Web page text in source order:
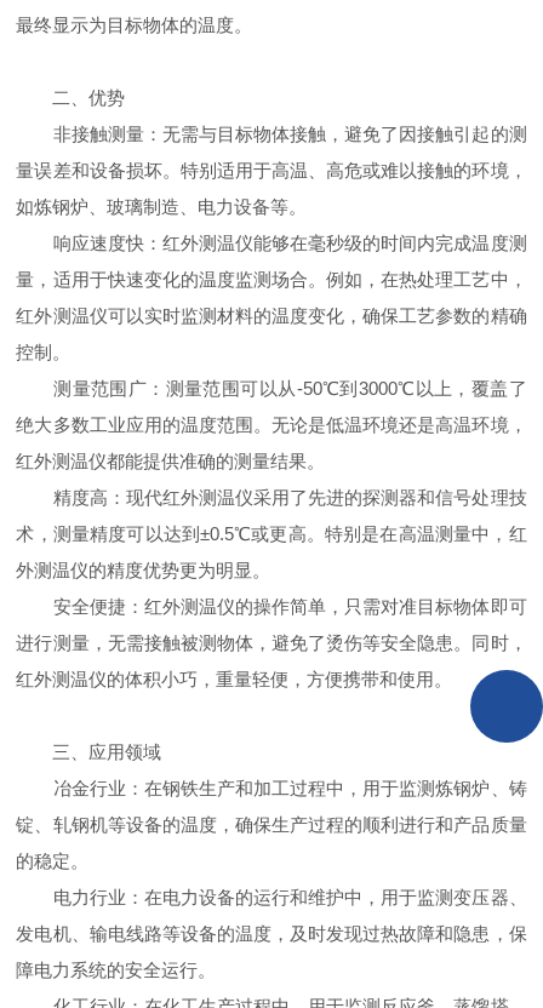
最终显示为目标物体的温度。
二、优势
非接触测量：无需与目标物体接触，避免了因接触引起的测
量误差和设备损坏。特别适用于高温、高危或难以接触的环境，
如炼钢炉、玻璃制造、电力设备等。
响应速度快：红外测温仪能够在毫秒级的时间内完成温度测
量，适用于快速变化的温度监测场合。例如，在热处理工艺中，
红外测温仪可以实时监测材料的温度变化，确保工艺参数的精确
控制。
测量范围广：测量范围可以从-50℃到3000℃以上，覆盖了
绝大多数工业应用的温度范围。无论是低温环境还是高温环境，
红外测温仪都能提供准确的测量结果。
精度高：现代红外测温仪采用了先进的探测器和信号处理技
术，测量精度可以达到±0.5℃或更高。特别是在高温测量中，红
外测温仪的精度优势更为明显。
安全便捷：红外测温仪的操作简单，只需对准目标物体即可
进行测量，无需接触被测物体，避免了烫伤等安全隐患。同时，
红外测温仪的体积小巧，重量轻便，方便携带和使用。
三、应用领域
冶金行业：在钢铁生产和加工过程中，用于监测炼钢炉、铸
锭、轧钢机等设备的温度，确保生产过程的顺利进行和产品质量
的稳定。
电力行业：在电力设备的运行和维护中，用于监测变压器、
发电机、输电线路等设备的温度，及时发现过热故障和隐患，保
障电力系统的安全运行。